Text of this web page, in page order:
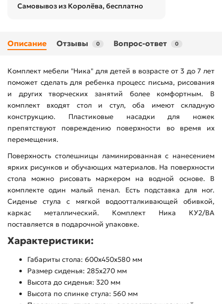
Самовывоз из Королёва, бесплатно
Описание Отзывы 0 Вопрос-ответ 0
Комплект мебели "Ника" для детей в возрасте от 3 до 7 лет
поможет сделать для ребенка процесс письма, рисования
и других творческих занятий более комфортным. В
комплект входят стол и стул, оба имеют складную
конструкцию. Пластиковые насадки для ножек
препятствуют повреждению поверхности во время их
перемещения.
Поверхность столешницы ламинированная с нанесением
ярких рисунков и обучающих материалов. На поверхности
стола можно рисовать маркером на водной основе. В
комплекте один малый пенал. Есть подставка для ног.
Сиденье стула с мягкой водоотталкивающей обивкой,
каркас металлический. Комплект Ника КУ2/ВА
поставляется в подарочной упаковке.
Характеристики:
Габариты стола: 600х450х580 мм
Размер сиденья: 285х270 мм
Высота до сиденья: 320 мм
Высота по спинке стула: 560 мм